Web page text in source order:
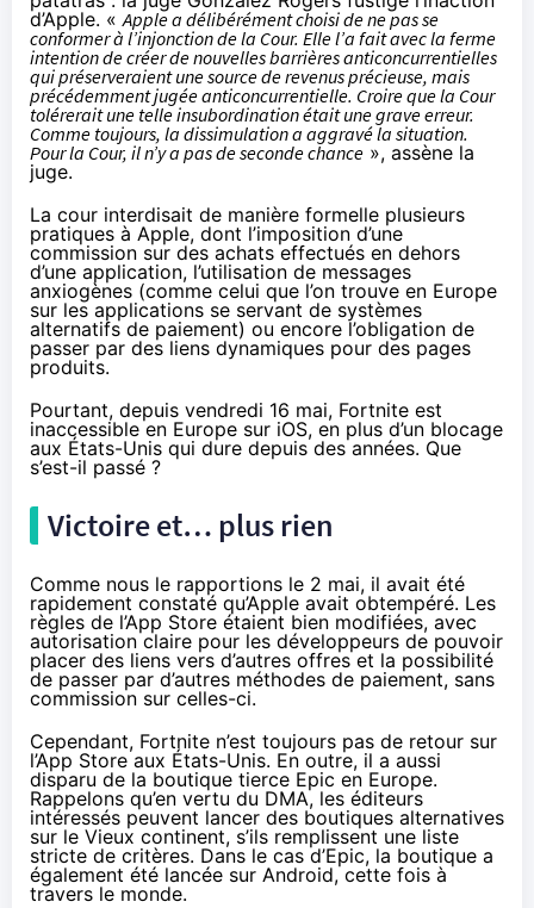
d’Apple. «Apple a délibérément choisi de ne pas se
conformer à l’injonction de la Cour. Elle l’a fait avec la ferme
intention de créer de nouvelles barrières anticoncurrentielles
qui préserveraient une source de revenus précieuse, mais
précédemment jugée anticoncurrentielle. Croire que la Cour
tolérerait une telle insubordination était une grave erreur.
Comme toujours, la dissimulation a aggravé la situation.
Pour la Cour, il n’y a pas de seconde chance », assène la
juge.
La cour interdisait de manière formelle plusieurs
pratiques à Apple, dont l’imposition d’une
commission sur des achats effectués en dehors
d’une application, l’utilisation de messages
anxiogènes (comme celui que l’on trouve en Europe
sur les applications se servant de systèmes
alternatifs de paiement) ou encore l’obligation de
passer par des liens dynamiques pour des pages
produits.
Pourtant, depuis vendredi 16 mai, Fortnite est
inaccessible en Europe sur iOS, en plus d’un blocage
aux États-Unis qui dure depuis des années. Que
s’est-il passé ?
Victoire et… plus rien
Comme nous le rapportions le 2 mai, il avait été
rapidement constaté qu’Apple avait obtempéré. Les
règles de l’App Store étaient bien modifiées, avec
autorisation claire pour les développeurs de pouvoir
placer des liens vers d’autres offres et la possibilité
de passer par d’autres méthodes de paiement, sans
commission sur celles-ci.
Cependant, Fortnite n’est toujours pas de retour sur
l’App Store aux États-Unis. En outre, il a aussi
disparu de la boutique tierce Epic en Europe.
Rappelons qu’en vertu du DMA, les éditeurs
intéressés peuvent lancer des boutiques alternatives
sur le Vieux continent, s’ils remplissent une liste
stricte de critères. Dans le cas d’Epic, la boutique a
également été lancée sur Android, cette fois à
travers le monde.